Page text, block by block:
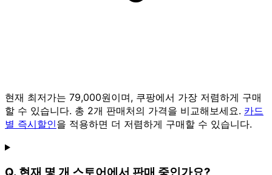
현재 최저가는 79,000원이며, 쿠팡에서 가장 저렴하게 구매
할 수 있습니다. 총 2개 판매처의 가격을 비교해보세요. 카드
별 즉시할인을 적용하면 더 저렴하게 구매할 수 있습니다.
Q. 현재 몇 개 스토어에서 판매 중인가요?